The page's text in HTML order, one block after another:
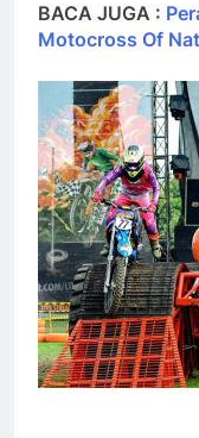
BACA JUGA :
Motocross Of